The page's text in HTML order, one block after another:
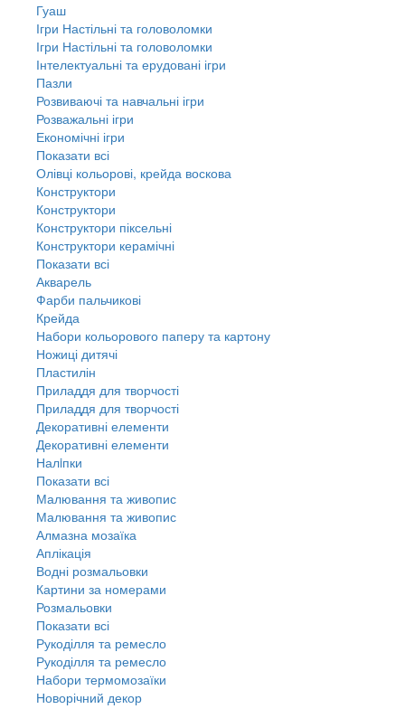
Гуаш
Ігри Настільні та головоломки
Ігри Настільні та головоломки
Інтелектуальні та ерудовані ігри
Пазли
Розвиваючі та навчальні ігри
Розважальні ігри
Економічні ігри
Показати всі
Олівці кольорові, крейда воскова
Конструктори
Конструктори
Конструктори піксельні
Конструктори керамічні
Показати всі
Акварель
Фарби пальчикові
Крейда
Набори кольорового паперу та картону
Ножиці дитячі
Пластилін
Приладдя для творчості
Приладдя для творчості
Декоративні елементи
Декоративні елементи
Налiпки
Показати всі
Малювання та живопис
Малювання та живопис
Алмазна мозаїка
Аплікація
Водні розмальовки
Картини за номерами
Розмальовки
Показати всі
Рукоділля та ремесло
Рукоділля та ремесло
Набори термомозаїки
Новорічний декор